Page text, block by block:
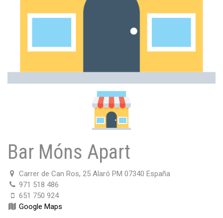
Bar Móns Apart
Carrer de Can Ros, 25 Alaró PM 07340 España
971 518 486
651 750 924
Google Maps